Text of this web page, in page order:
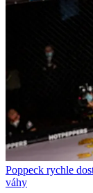
Poppeck rychle
váhy